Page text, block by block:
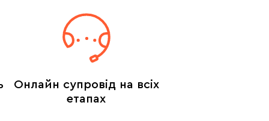
Онлайн супровід на всіх
етапах